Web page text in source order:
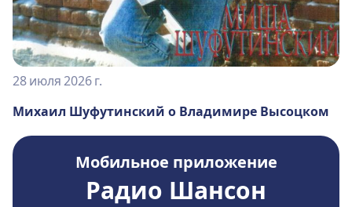
28 июля 2026 г.
Михаил Шуфутинский о Владимире Высоцком
Мобильное приложение
Радио Шансон